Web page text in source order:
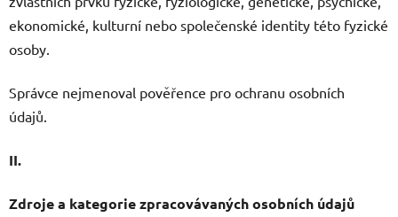
ekonomické, kulturní nebo společenské identity této fyzické
osoby.
Správce nejmenoval pověřence pro ochranu osobních
údajů.
II.
Zdroje a kategorie zpracovávaných osobních údajů